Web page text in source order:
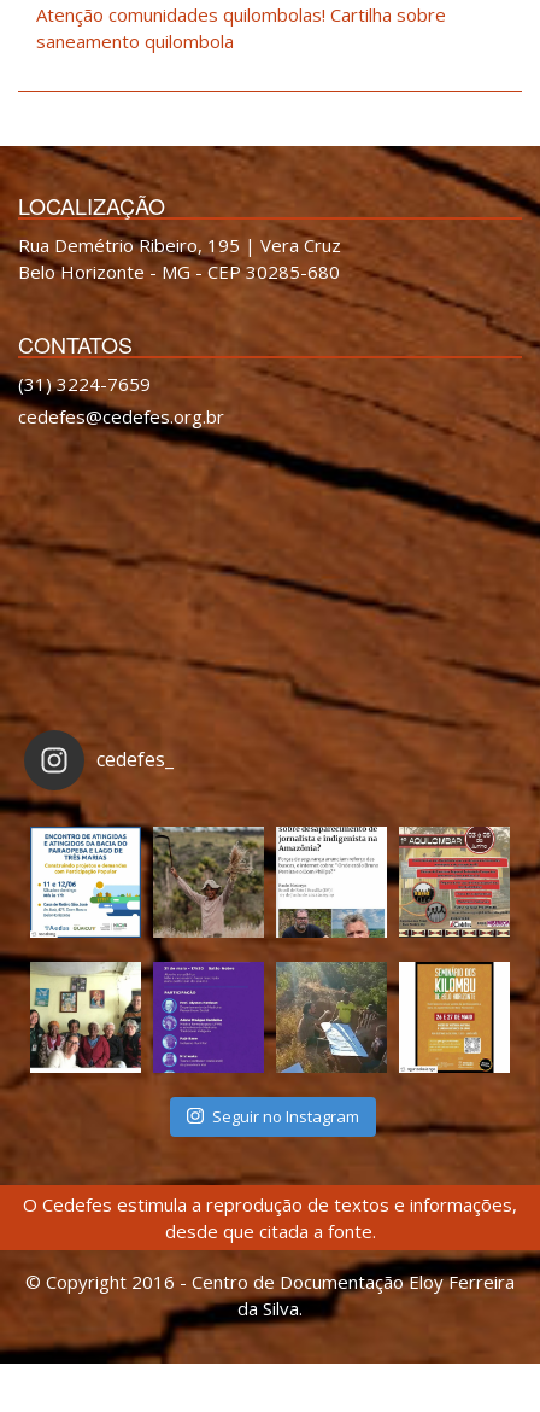
Atenção comunidades quilombolas! Cartilha sobre
saneamento quilombola
LOCALIZAÇÃO
Rua Demétrio Ribeiro, 195 | Vera Cruz
Belo Horizonte - MG - CEP 30285-680
CONTATOS
(31) 3224-7659
cedefes@cedefes.org.br
cedefes_
Seguir no Instagram
O Cedefes estimula a reprodução de textos e informações,
desde que citada a fonte.
© Copyright 2016 - Centro de Documentação Eloy Ferreira
da Silva.